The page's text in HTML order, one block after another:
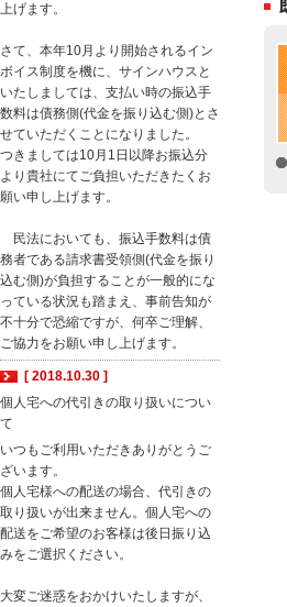
上げます。
さて、本年10月より開始されるイン
ボイス制度を機に、サインハウスと
いたしましては、支払い時の振込手
数料は債務側(代金を振り込む側)とさ
せていただくことになりました。
つきましては10月1日以降お振込分
より貴社にてご負担いただきたくお
願い申し上げます。
民法においても、振込手数料は債
務者である請求書受領側(代金を振り
込む側)が負担することが一般的にな
っている状況も踏まえ、事前告知が
不十分で恐縮ですが、何卒ご理解、
ご協力をお願い申し上げます。
[ 2018.10.30 ]
個人宅への代引きの取り扱いについ
て
いつもご利用いただきありがとうご
ざいます。
個人宅様への配送の場合、代引きの
取り扱いが出来ません。個人宅への
配送をご希望のお客様は後日振り込
みをご選択ください。
大変ご迷惑をおかけいたしますが、